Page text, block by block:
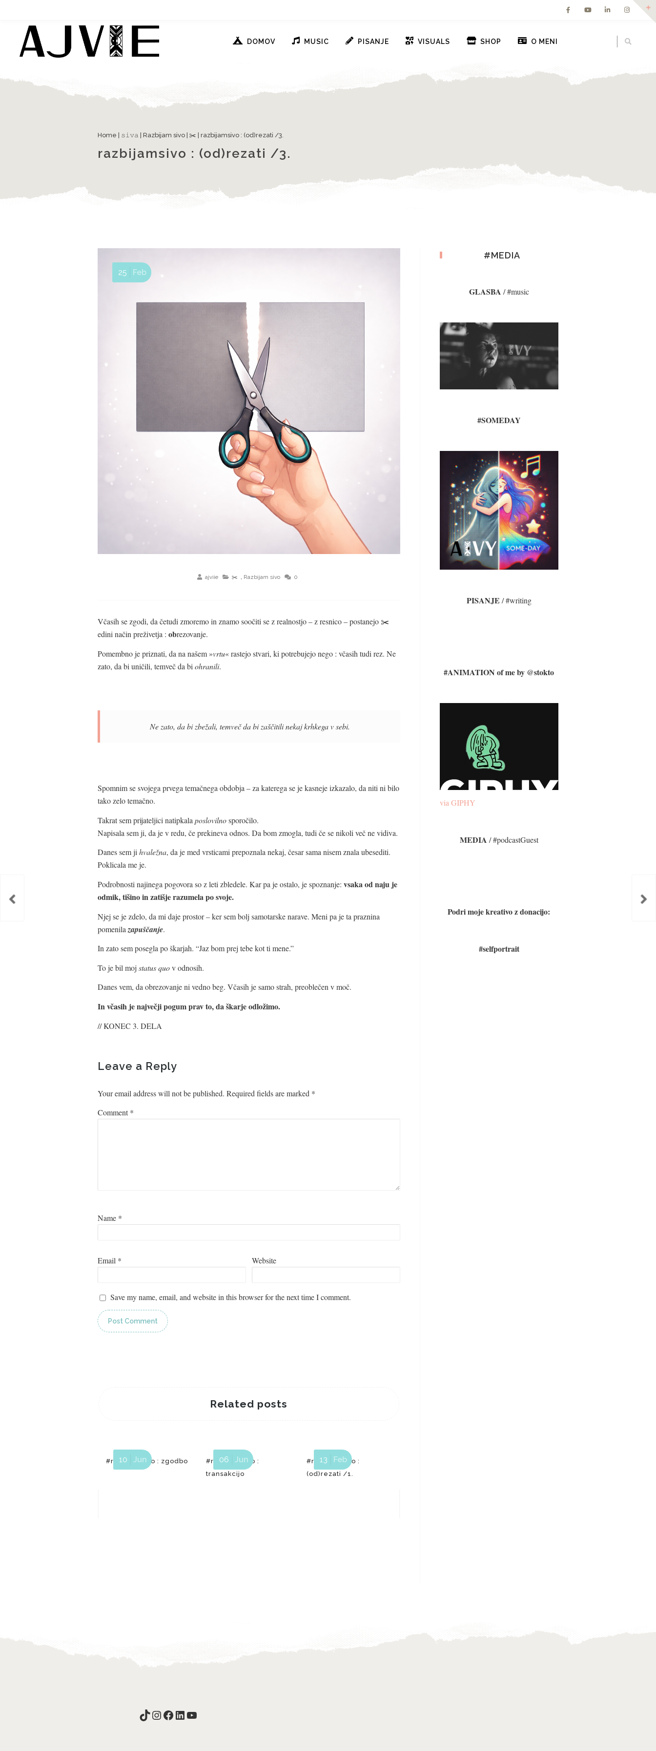
DOMOV MUSIC PISANJE VISUALS SHOP O MENI
Home 𝚜𝚒𝚟𝚊 Razbijam sivo ✂️ razbijamsivo : (od)rezati /3.
razbijamsivo : (od)rezati /3.
ajviie ✂️ Razbijam sivo 0
25 Feb
Včasih se zgodi, da četudi zmoremo in znamo soočiti se z realnostjo – z resnico – postanejo ✂️
edini način preživetja : obrezovanje.
Pomembno je priznati, da na našem »vrtu« rastejo stvari, ki potrebujejo nego : včasih tudi rez. Ne
zato, da bi uničili, temveč da bi ohranili.
Ne zato, da bi zbežali, temveč da bi zaščitili nekaj krhkega v sebi.
Spomnim se svojega prvega temačnega obdobja – za katerega se je kasneje izkazalo, da niti ni bilo
tako zelo temačno.
Takrat sem prijateljici natipkala poslovilnosporočilo.
Napisala sem ji, da je v redu, če prekineva odnos. Da bom zmogla, tudi če se nikoli več ne vidiva.
Danes sem jihvaležna, da je med vrsticami prepoznala nekaj, česar sama nisem znala ubesediti.
Poklicala me je.
Podrobnosti najinega pogovora so z leti zbledele. Kar pa je ostalo, je spoznanje: vsaka od naju je
odmik, tišino in zatišje razumela po svoje.
Njej se je zdelo, da mi daje prostor – ker sem bolj samotarske narave. Meni pa je ta praznina
pomenila zapuščanje.
In zato sem posegla po škarjah. “Jaz bom prej tebe kot ti mene.”
To je bil moj status quov odnosih.
Danes vem, da obrezovanje ni vedno beg. Včasih je samo strah, preoblečen v moč.
In včasih je največji pogum prav to, da škarje odložimo.
// KONEC 3. DELA
Leave a Reply
Your email address will not be published. Required fields are marked *
Comment*
Name *
Email * Website
Save my name, email, and website in this browser for the next time I comment.
Related posts
#razbijamsivo : zgodbo
10 Jun
#razbijamsivo :
transakcijo
06 Jun
#razbijamsivo :
(od)rezati /1.
13 Feb
#MEDIA
GLASBA / #music
#SOMEDAY
PISANJE / #writing
#ANIMATION of me by @stokto
via GIPHY
MEDIA / #podcastGuest
Podri moje kreativo z donacijo:
#selfportrait
TikTok
Instagram
Facebook
LinkedIn
YouTube